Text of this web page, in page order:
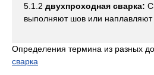
5.1.2 двухпроходная сварка:
выполняют шов или наплавляют
Определения термина из разных
сварка